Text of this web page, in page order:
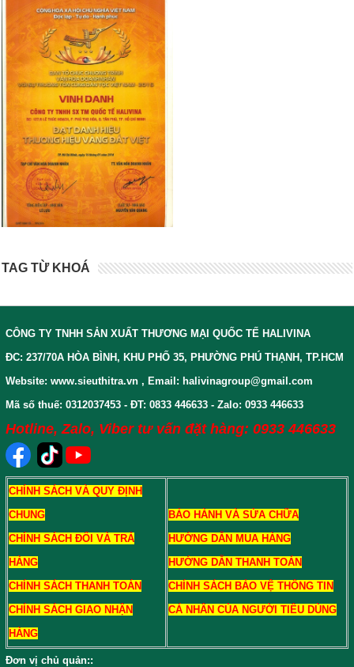
TAG TỪ KHOÁ
CÔNG TY TNHH SẢN XUẤT THƯƠNG MẠI QUỐC TẾ HALIVINA
ĐC: 237/70A HÒA BÌNH, KHU PHỐ 35, PHƯỜNG PHÚ THẠNH, TP.HCM
Website: www.sieuthitra.vn , Email: halivinagroup@gmail.com
Mã số thuế: 0312037453 - ĐT: 0833 446633 - Zalo: 0933 446633
Hotline, Zalo, Viber tư vấn đặt hàng: 0933 446633
CHÍNH SÁCH VÀ QUY ĐỊNH
CHUNG
CHÍNH SÁCH ĐỔI VÀ TRẢ
HÀNG
CHÍNH SÁCH THANH TOÁN
CHÍNH SÁCH GIAO NHẬN
HÀNG
BẢO HÀNH VÀ SỬA CHỮA
HƯỚNG DẪN MUA HÀNG
HƯỚNG DẪN THANH TOÁN
CHÍNH SÁCH BẢO VỆ THÔNG TIN
CÁ NHÂN CỦA NGƯỜI TIÊU DÙNG
Đơn vị chủ quản::